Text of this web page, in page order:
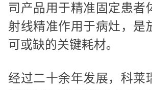
司产品用于精准固定患者
射线精准作用于病灶，是
可或缺的关键耗材。
经过二十余年发展，科莱